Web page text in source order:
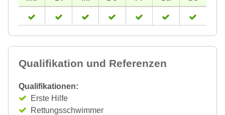
Qualifikation und Referenzen
Qualifikationen:
Erste Hilfe
Rettungsschwimmer